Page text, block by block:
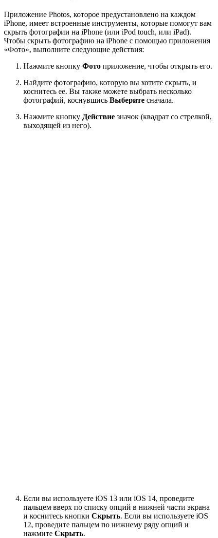
Приложение Photos, которое предустановлено на каждом
iPhone, имеет встроенные инструменты, которые помогут вам
скрыть фотографии на iPhone (или iPod touch, или iPad).
Чтобы скрыть фотографию на iPhone с помощью приложения
«Фото», выполните следующие действия:
Нажмите кнопку Фото приложение, чтобы открыть его.
Найдите фотографию, которую вы хотите скрыть, и
коснитесь ее. Вы также можете выбрать несколько
фотографий, коснувшись Выберите сначала.
Нажмите кнопку Действие значок (квадрат со стрелкой,
выходящей из него).
Если вы используете iOS 13 или iOS 14, проведите
пальцем вверх по списку опций в нижней части экрана
и коснитесь кнопки Скрыть. Если вы используете iOS
12, проведите пальцем по нижнему ряду опций и
нажмите Скрыть.